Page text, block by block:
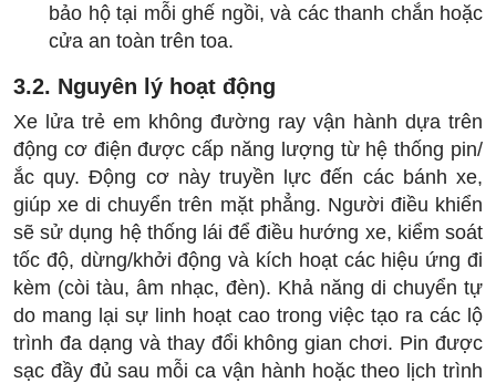
bảo hộ tại mỗi ghế ngồi, và các thanh chắn hoặc
cửa an toàn trên toa.
3.2. Nguyên lý hoạt động
Xe lửa trẻ em không đường ray vận hành dựa trên
động cơ điện được cấp năng lượng từ hệ thống pin/
ắc quy. Động cơ này truyền lực đến các bánh xe,
giúp xe di chuyển trên mặt phẳng. Người điều khiển
sẽ sử dụng hệ thống lái để điều hướng xe, kiểm soát
tốc độ, dừng/khởi động và kích hoạt các hiệu ứng đi
kèm (còi tàu, âm nhạc, đèn). Khả năng di chuyển tự
do mang lại sự linh hoạt cao trong việc tạo ra các lộ
trình đa dạng và thay đổi không gian chơi. Pin được
sạc đầy đủ sau mỗi ca vận hành hoặc theo lịch trình